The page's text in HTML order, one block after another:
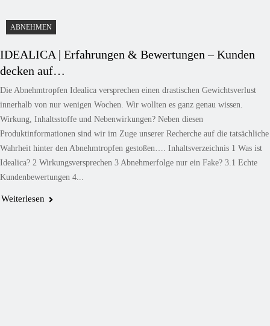
ABNEHMEN
IDEALICA | Erfahrungen & Bewertungen – Kunden
decken auf…
Die Abnehmtropfen Idealica versprechen einen drastischen Gewichtsverlust
innerhalb von nur wenigen Wochen. Wir wollten es ganz genau wissen.
Wirkung, Inhaltsstoffe und Nebenwirkungen? Neben diesen
Produktinformationen sind wir im Zuge unserer Recherche auf die tatsächliche
Wahrheit hinter den Abnehmtropfen gestoßen…. Inhaltsverzeichnis 1 Was ist
Idealica? 2 Wirkungsversprechen 3 Abnehmerfolge nur ein Fake? 3.1 Echte
Kundenbewertungen 4...
Weiterlesen